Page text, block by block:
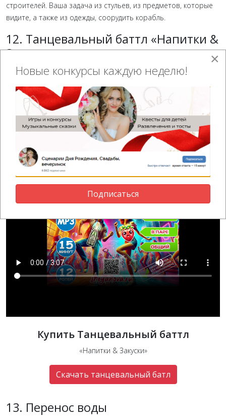
строителей. Ваша задача из стульев, из предметов, которые
видите, а также из одежды, соорудить корабль.
12. Танцевальный баттл «Напитки &
Закуски»
Ведущий:
Объявляю банкет! Нам нужно напитки и закуски!
Зажигательный танцевальный марафон, где каждый шаг — это
интрига, каждый напиток — звезда, а закуска — идеальный
партнер! Желающие принять участие в танцевальном батле,
Купить Танцевальный баттл
«Напитки & Закуски»
Скачать танцевальный батл
13. Перенос воды
×
Новые конкурсы каждую неделю!
Подписаться